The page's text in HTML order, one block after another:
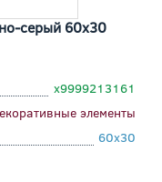
серый 60x30
х9999213161
элементы
60x30